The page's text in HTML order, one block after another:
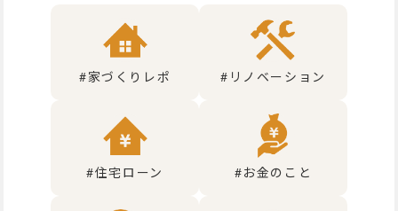
#家づくりレポ #リノベーション
#住宅ローン #お金のこと